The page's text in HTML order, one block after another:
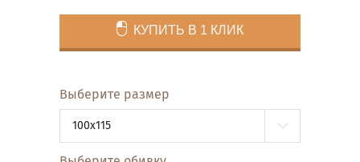
КУПИТЬ В 1 КЛИК
Выберите размер
100x115